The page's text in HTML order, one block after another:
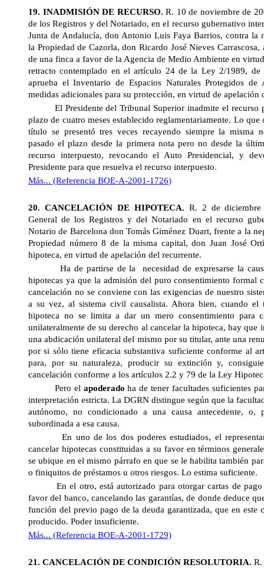
19. INADMISIÓN DE RECURSO.R. 10 de noviembre de
de los Registros y del Notariado, en el recurso gubernativo
Junta de Andalucía, don Antonio Luis Faya Barrios, contra la
la Propiedad de Cazorla, don Ricardo José Nieves
de una finca a favor de la Agencia de Medio Ambiente en
retracto contemplado en el artículo 24 de la Ley 2/1989,
aprueba el Inventario de Espacios Naturales Protegidos de
medidas adicionales para su protección, en virtud de apelación
El Presidente del Tribunal Superior inadmite el recurso
plazo de cuatro meses establecido reglamentariamente. Lo
título se presentó tres veces recayendo siempre la misma
pasado el plazo desde la primera nota pero no desde la
recurso interpuesto, revocando el Auto Presidencial, y
Presidente para que resuelva el recurso interpuesto.
Más... (Referencia BOE-A-2001-1726)
20. CANCELACIÓN DE HIPOTECA. R. 2 de
General de los Registros y del Notariado en el recurso
Notario de Barcelona don Tomás Giménez Duart, frente a la
Propiedad número 8 de la misma capital, don Juan José
hipoteca, en virtud de apelación del recurrente.
Ha de partirse de la
necesidad de expresarse la
hipotecas ya que la admisión del puro consentimiento formal
cancelación no se conviene con las exigencias de nuestro
a su vez, al sistema civil causalista. Ahora bien, cuando el
hipoteca no se limita a dar un mero consentimiento para
unilateralmente de su derecho al cancelar la hipoteca, hay que
una abdicación unilateral del mismo por su titular, ante una
por si sólo tiene eficacia substantiva suficiente conforme al
para, por su naturaleza, producir su extinción y,
cancelación conforme a los artículos 2.2 y 79 de la Ley
Pero el apoderado ha de tener facultades suficientes
interpretación estricta. La DGRN distingue según que la
autónomo, no condicionado a una causa antecedente, o,
subordinada a esa causa.
En uno de los dos poderes estudiados, el
cancelar hipotecas constituidas a su favor en términos
se ubique en el mismo párrafo en que se le habilita también
o finiquitos de préstamos u otros riesgos. Lo estima suficiente.
En el otro, está autorizado para otorgar cartas de pago
favor del banco, cancelando las garantías, de donde deduce
función del previo pago de la deuda garantizada, que en este
producido. Poder insuficiente.
Más... (Referencia BOE-A-2001-1729)
21. CANCELACIÓN DE CONDICIÓN RESOLUTORIA. R.